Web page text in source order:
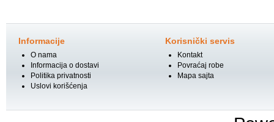
Informacije
O nama
Informacija o dostavi
Politika privatnosti
Uslovi korišćenja
Korisnički servis
Kontakt
Povraćaj robe
Mapa sajta